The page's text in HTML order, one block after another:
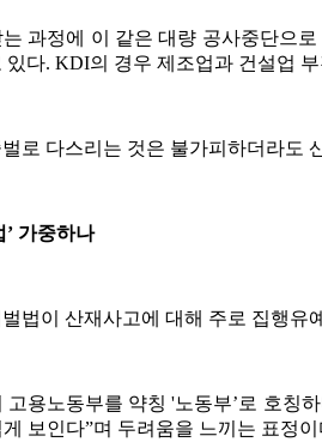
과정에 이 같은 대량 공사중단으
다. KDI의 경우 제조업과 건설업
로 다스리는 것은 불가피하더라도
가중하나
법이 산재사고에 대해 주로 집행
용노동부를 약칭 '노동부’로 호칭
보인다”며 두려움을 느끼는 표정이